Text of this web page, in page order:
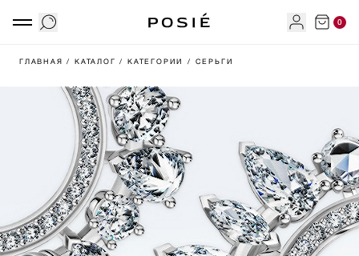
0
ГЛАВНАЯ/ КАТАЛОГ/ КАТЕГОРИИ/ СЕРЬГИ